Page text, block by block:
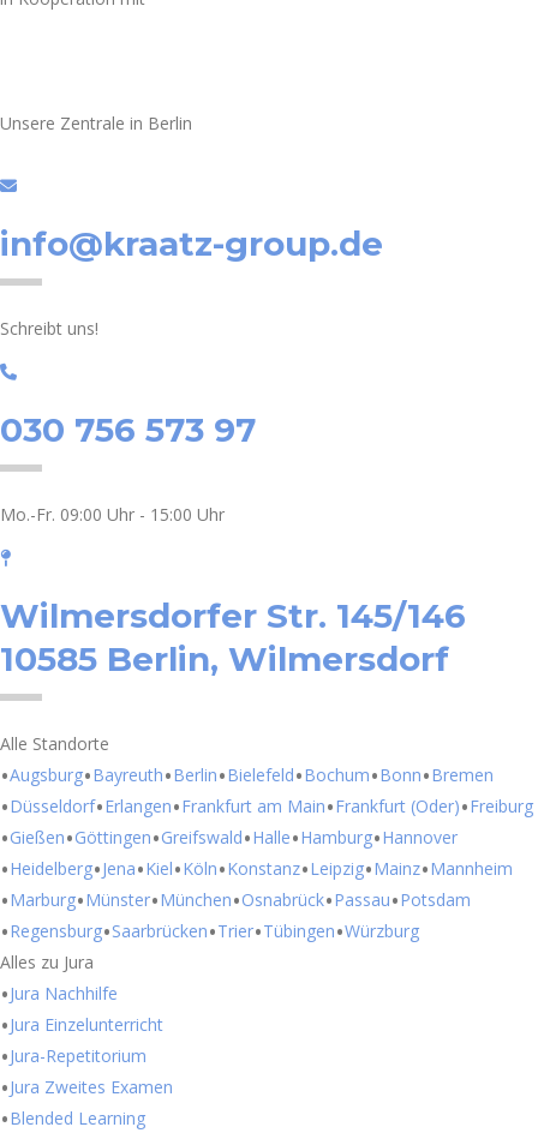
Unsere Zentrale in Berlin
info@kraatz-group.de
Schreibt uns!
030 756 573 97
Mo.-Fr. 09:00 Uhr - 15:00 Uhr
Wilmersdorfer Str. 145/146
10585 Berlin, Wilmersdorf
Alle Standorte
Augsburg Bayreuth Berlin Bielefeld Bochum Bonn Bremen
Düsseldorf Erlangen Frankfurt am Main Frankfurt (Oder) Freiburg
Gießen Göttingen Greifswald Halle Hamburg Hannover
Heidelberg Jena Kiel Köln Konstanz Leipzig Mainz Mannheim
Marburg Münster München Osnabrück Passau Potsdam
Regensburg Saarbrücken Trier Tübingen Würzburg
Alles zu Jura
Jura Nachhilfe
Jura Einzelunterricht
Jura-Repetitorium
Jura Zweites Examen
Blended Learning